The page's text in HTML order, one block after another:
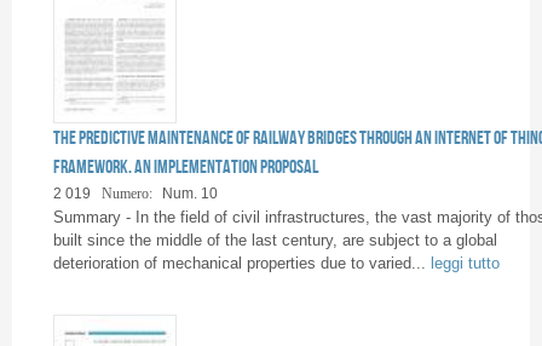
The predictive maintenance of railway bridges through an Internet of
framework. An implementation proposal
2 019 Numero: Num. 10
Summary - In the field of civil infrastructures, the vast majority of
built since the middle of the last century, are subject to a global
deterioration of mechanical properties due to varied... leggi tutto